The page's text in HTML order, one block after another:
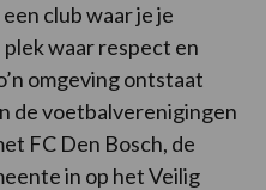
club waar je je
waar respect en
omgeving ontstaat
de voetbalverenigingen
FC Den Bosch, de
in op het Veilig